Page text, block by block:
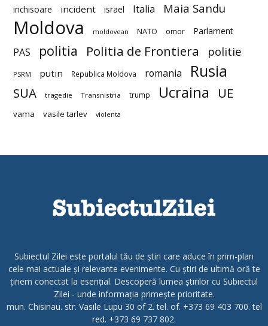
inchisoare incident israel Italia Maia Sandu
Moldova moldovean NATO omor Parlament
PAS politia Politia de Frontiera politie
PSRM putin Republica Moldova romania Rusia
SUA tragedie Transnistria trump Ucraina UE
vama vasile tarlev violenta
Subiectul Zilei este portalul tău de știri care aduce în prim-plan
cele mai actuale și relevante evenimente. Cu știri de ultimă oră te
ținem conectat la esențial. Descoperă lumea știrilor cu Subiectul
Zilei - unde informația primește prioritate.
mun. Chisinau. str. Vasile Lupu 30 of 2. tel. of. +373 69 403 700. tel
red. +373 69 737 802.